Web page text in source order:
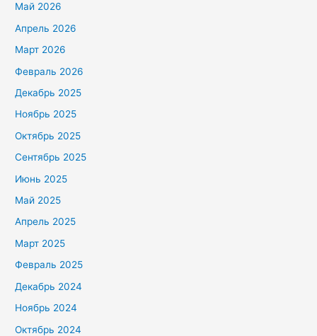
Май 2026
Апрель 2026
Март 2026
Февраль 2026
Декабрь 2025
Ноябрь 2025
Октябрь 2025
Сентябрь 2025
Июнь 2025
Май 2025
Апрель 2025
Март 2025
Февраль 2025
Декабрь 2024
Ноябрь 2024
Октябрь 2024